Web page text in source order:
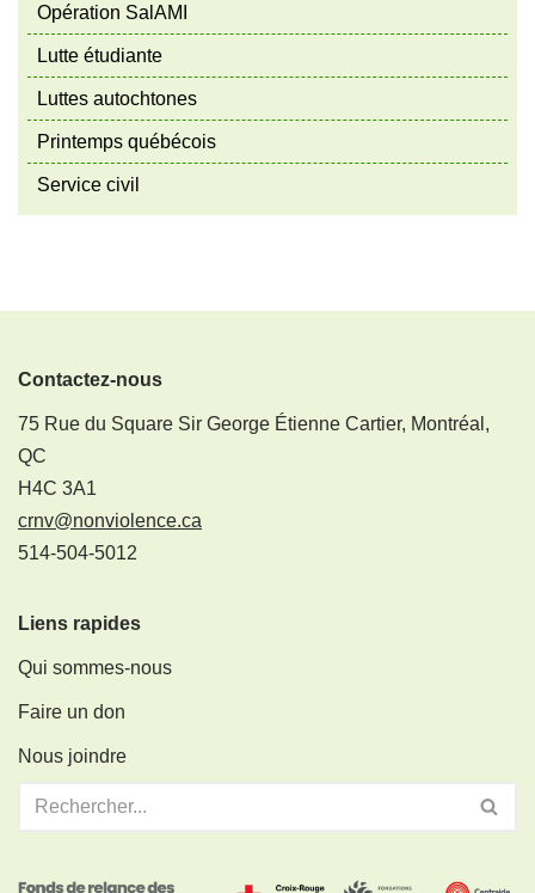
Opération SalAMI
Lutte étudiante
Luttes autochtones
Printemps québécois
Service civil
Contactez-nous
75 Rue du Square Sir George Étienne Cartier, Montréal,
QC
H4C 3A1
crnv@nonviolence.ca
514-504-5012
Liens rapides
Qui sommes-nous
Faire un don
Nous joindre